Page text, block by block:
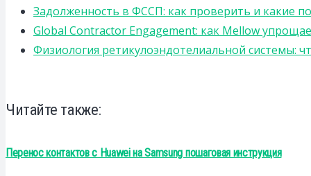
Задолженность в ФССП: как проверить и какие
Global Contractor Engagement: как Mellow
Физиология ретикулоэндотелиальной системы:
Читайте также:
Перенос контактов с Huawei на Samsung пошаговая инструкция